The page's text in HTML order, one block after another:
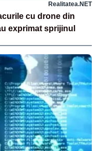
Realitatea.NET
cu drone din
exprimat sprijinul